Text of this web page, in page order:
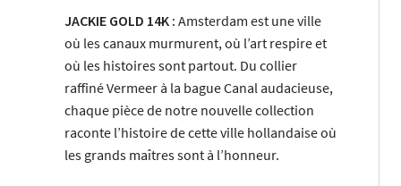
JACKIE GOLD 14K : Amsterdam est une ville
où les canaux murmurent, où l’art respire et
où les histoires sont partout. Du collier
raffiné Vermeer à la bague Canal audacieuse,
chaque pièce de notre nouvelle collection
raconte l’histoire de cette ville hollandaise où
les grands maîtres sont à l’honneur.